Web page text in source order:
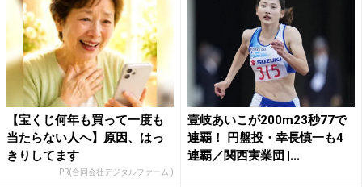
【宝くじ何年も買って一度も
当たらない人へ】原因、はっ
きりしてます
PR(合同会社デジタルファーム )
壹岐あいこが200m23秒77で
連覇！ 円盤投・幸長慎一も4
連覇／関西実業団 |...